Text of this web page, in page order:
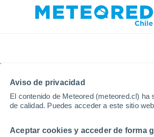
Aviso de privacidad
El contenido de Meteored (meteored.cl)
de calidad. Puedes acceder a este sitio
Aceptar cookies y acceder de forma